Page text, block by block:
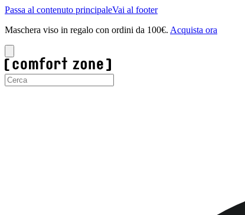
Passa al contenuto principaleVai al footer
Maschera viso in regalo con ordini da 100€. Acquista ora